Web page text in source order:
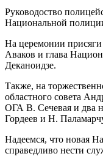
Руководоство
Национальной
На церемонии
Аваков и глава
Деканоидзе.
Также, на
областного совета
ОГА В. Сечевая и два
Гордеев и Н.
Надеемся, что новая
справедливо нести